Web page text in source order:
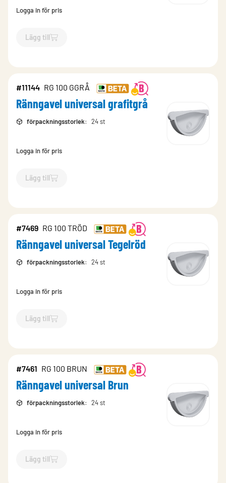
Logga in för pris
Lägg till
`$Lägg till
#11144 RG 100 GGRÅ
Ränngavel universal grafitgrå
förpackningsstorlek: 24 st
Logga in för pris
Lägg till
`$Lägg till
#7469 RG 100 TRÖD
Ränngavel universal Tegelröd
förpackningsstorlek: 24 st
Logga in för pris
Lägg till
`$Lägg till
#7461 RG 100 BRUN
Ränngavel universal Brun
förpackningsstorlek: 24 st
Logga in för pris
Lägg till
`$Lägg till